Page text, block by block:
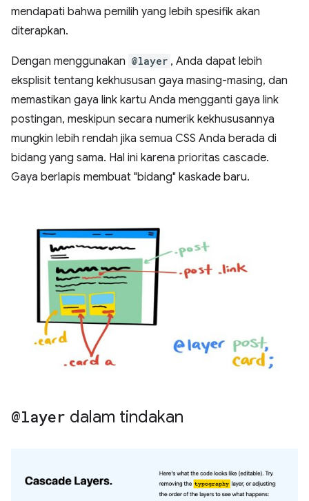
mendapati bahwa pemilih yang lebih spesifik akan
diterapkan.
Dengan menggunakan @layer , Anda dapat lebih
eksplisit tentang kekhususan gaya masing-masing, dan
memastikan gaya link kartu Anda mengganti gaya link
postingan, meskipun secara numerik kekhususannya
mungkin lebih rendah jika semua CSS Anda berada di
bidang yang sama. Hal ini karena prioritas cascade.
Gaya berlapis membuat "bidang" kaskade baru.
@layer dalam tindakan